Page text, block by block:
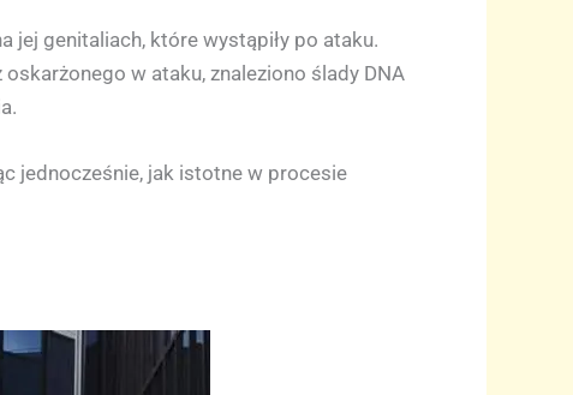
jej genitaliach, które wystąpiły po ataku.
w ataku, znaleziono ślady DNA
jednocześnie, jak istotne w procesie